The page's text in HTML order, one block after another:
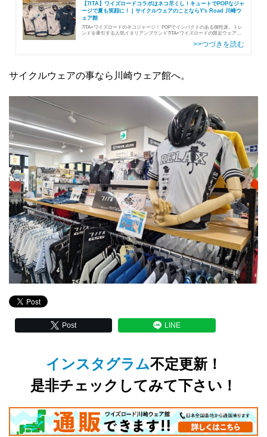
【7ITA】ワイズロードコラボはネコ尽くし！キュートでPOPなジャ
ージで夏も笑顔に！ | サイクルウェアのことならY's Road 川崎ウ
ェア館
7ITA×ワイズロードのネコジャージ！ POPでインパクトのある個性派。トレ
ンドを牽引する人気イタリアンブランド7ITA×ワイズロードの限定ウェアが
サイクルウェアの事なら川崎ウェア館へ。
Post LINE
インスタグラム不定更新！
是非チェックしてみて下さい！